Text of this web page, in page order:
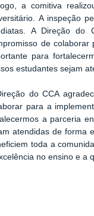
a comitiva
A inspeção
A Direção do
de colaborar
para
estudantes sejam
do CCA
para a
a parceria
atendidas de forma
toda a
no ensino e a